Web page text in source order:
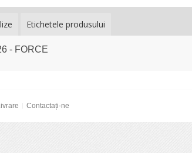
Etichetele produsului
- FORCE
Contactați-ne